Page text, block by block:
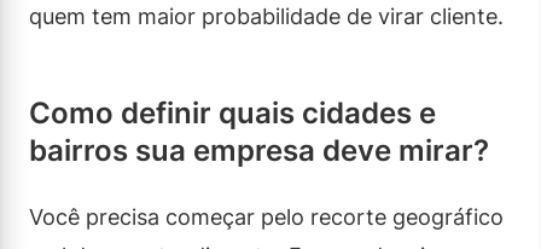
quem tem maior probabilidade de virar cliente.
Como definir quais cidades e
bairros sua empresa deve mirar?
Você precisa começar pelo recorte geográfico